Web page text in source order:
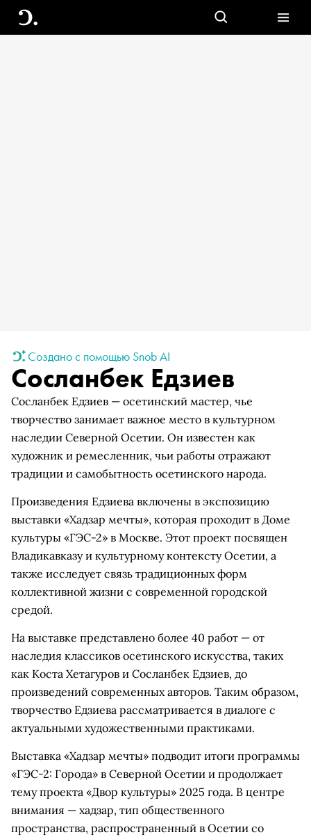
Создано с помощью Snob AI
Сосланбек Едзиев
Сосланбек Едзиев — осетинский мастер, чье
творчество занимает важное место в культурном
наследии Северной Осетии. Он известен как
художник и ремесленник, чьи работы отражают
традиции и самобытность осетинского народа.
Произведения Едзиева включены в экспозицию
выставки «Хадзар мечты», которая проходит в Доме
культуры «ГЭС-2» в Москве. Этот проект посвящен
Владикавказу и культурному контексту Осетии, а
также исследует связь традиционных форм
коллективной жизни с современной городской
средой.
На выставке представлено более 40 работ — от
наследия классиков осетинского искусства, таких
как Коста Хетагуров и Сосланбек Едзиев, до
произведений современных авторов. Таким образом,
творчество Едзиева рассматривается в диалоге с
актуальными художественными практиками.
Выставка «Хадзар мечты» подводит итоги программы
«ГЭС-2: Города» в Северной Осетии и продолжает
тему проекта «Двор культуры» 2025 года. В центре
внимания — хадзар, тип общественного
пространства, распространенный в Осетии со